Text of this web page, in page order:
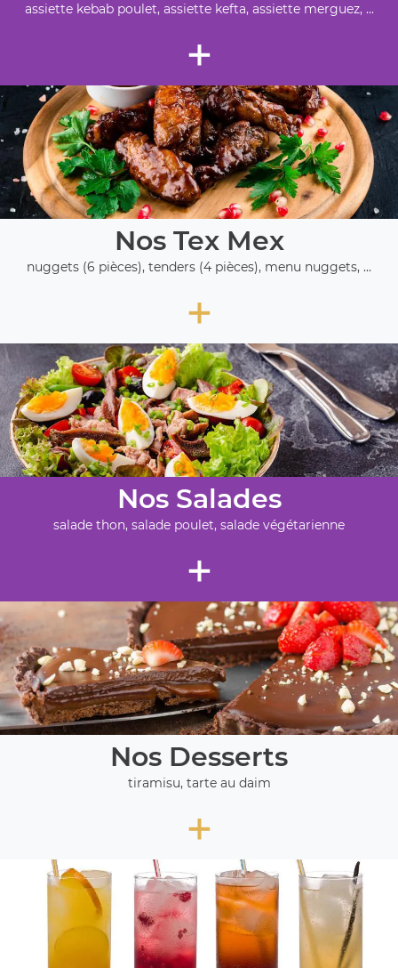
assiette kebab poulet, assiette kefta, assiette merguez, ...
+
Nos Tex Mex
nuggets (6 pièces), tenders (4 pièces), menu nuggets, ...
+
Nos Salades
salade thon, salade poulet, salade végétarienne
+
Nos Desserts
tiramisu, tarte au daim
+